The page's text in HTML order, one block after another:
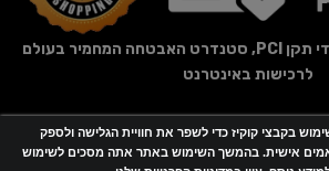
אתר זה מאובטח על-ידי תקן PCI, סטנדרט האבטחה המחמיר בעולם
לרכישות באינטרנט
בקבצי קוקיז כדי לשפר את חוויית הגלישה ולספק
אישית. בהמשך השימוש באתר אתה מסכים לשימוש